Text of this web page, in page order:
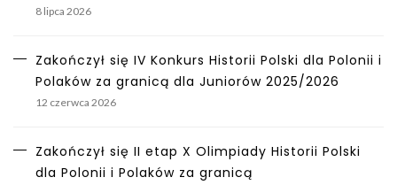
8 lipca 2026
Zakończył się IV Konkurs Historii Polski dla Polonii i
Polaków za granicą dla Juniorów 2025/2026
12 czerwca 2026
Zakończył się II etap X Olimpiady Historii Polski
dla Polonii i Polaków za granicą